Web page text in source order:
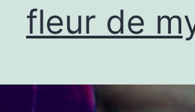
fleur de